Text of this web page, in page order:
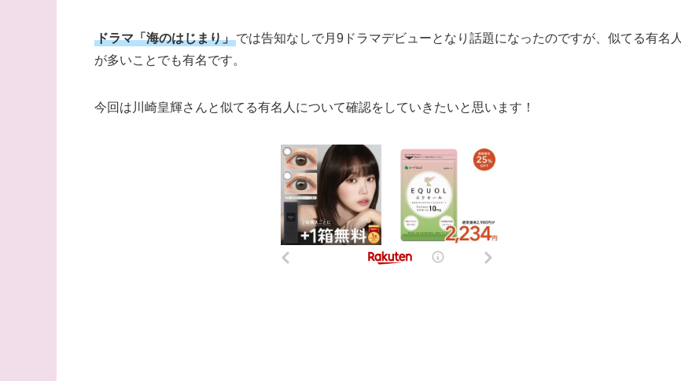
ドラマ「海のはじまり」では告知なしで月9ドラマデビューとなり話題になったのですが、似てる有名人
が多いことでも有名です。
今回は川崎皇輝さんと似てる有名人について確認をしていきたいと思います！